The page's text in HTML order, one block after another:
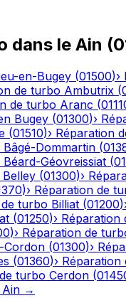
dans le Ain (
en-Bugey (01500)›
de turbo Ambutrix (
de turbo Aranc (
Bugey (01300)›
(01510)› Réparation
Bâgé-Dommartin (
Béard-Géovreissiat (
Belley (01300)›
)› Réparation de
turbo Billiat (01200)
(01250)› Réparation
)› Réparation de
Cordon (01300)›
(01360)› Réparation
turbo Cerdon (
Ain →